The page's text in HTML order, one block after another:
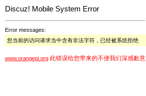
Discuz! Mobile System Error
Error messages:
您当前的访问请求当中含有非法字符，已经被系统拒绝
www.orangepi.org 此错误给您带来的不便我们深感歉意